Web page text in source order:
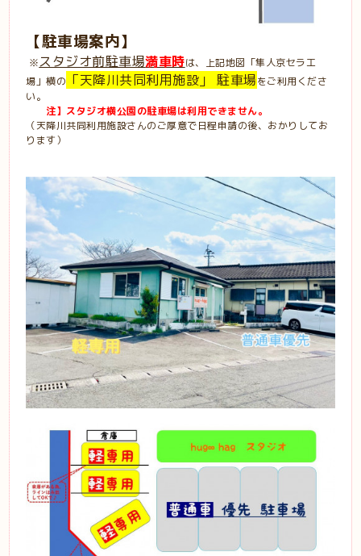
【駐車場案内】
※スタジオ前駐車場満車時は、上記地図「隼人京セラ工
場」横の 「天降川共同利用施設」 駐車場をご利用くださ
い。
注】スタジオ横公園の駐車場は利用できません。
（天降川共同利用施設さんのご厚意で日程申請の後、おかりしてお
ります）